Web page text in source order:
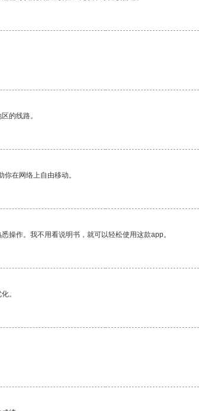
的线路。
在网络上自由移动。
操作。我不用看说明书，就可以轻松使用这款app。
。